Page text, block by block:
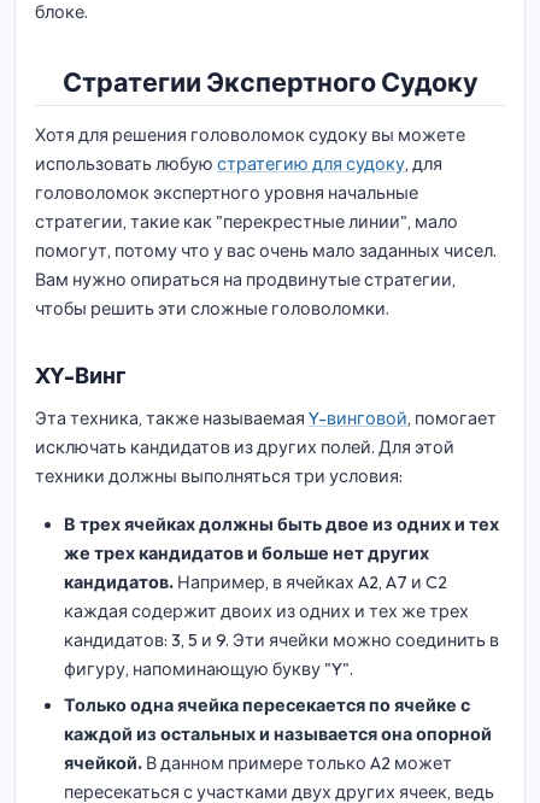
блоке.
Стратегии Экспертного Судоку
Хотя для решения головоломок судоку вы можете
использовать любую стратегию для судоку, для
головоломок экспертного уровня начальные
стратегии, такие как "перекрестные линии", мало
помогут, потому что у вас очень мало заданных чисел.
Вам нужно опираться на продвинутые стратегии,
чтобы решить эти сложные головоломки.
XY-Винг
Эта техника, также называемая Y-винговой, помогает
исключать кандидатов из других полей. Для этой
техники должны выполняться три условия:
В трех ячейках должны быть двое из одних и тех
же трех кандидатов и больше нет других
кандидатов. Например, в ячейках A2, A7 и C2
каждая содержит двоих из одних и тех же трех
кандидатов: 3, 5 и 9. Эти ячейки можно соединить в
фигуру, напоминающую букву "Y".
Только одна ячейка пересекается по ячейке с
каждой из остальных и называется она опорной
ячейкой. В данном примере только A2 может
пересекаться с участками двух других ячеек, ведь